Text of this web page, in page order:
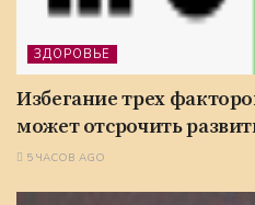
ЗДОРОВЬЕ
Избегание трех
может отсрочить
5 ЧАСОВ AGO